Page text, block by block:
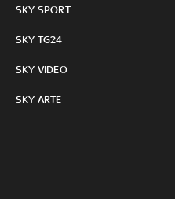
SKY SPORT
SKY TG24
SKY VIDEO
SKY ARTE